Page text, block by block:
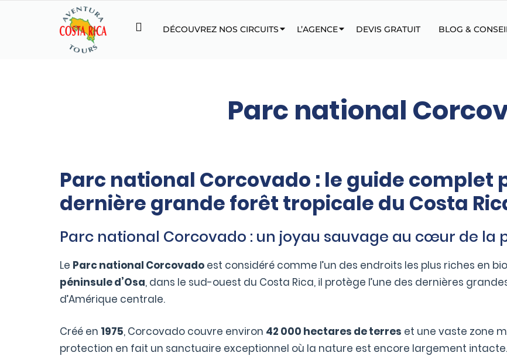
DÉCOUVREZ NOS CIRCUITS L’AGENCE DEVIS GRATUIT BLOG &
Parc national
Parc national Corcovado : le guide complet
dernière grande forêt tropicale du Costa
Parc national Corcovado : un joyau sauvage au cœur de la
Le Parc national Corcovado est considéré comme l’un des endroits les plus riches en
péninsule d’Osa, dans le sud-ouest du Costa Rica, il protège l’une des dernières
d’Amérique centrale.
Créé en 1975, Corcovado couvre environ 42 000 hectares de terres et une vaste zone
protection en fait un sanctuaire exceptionnel où la nature est encore largement intacte.